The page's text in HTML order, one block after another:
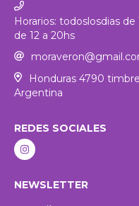
Horarios: todoslosdias
de 12 a 20hs
Honduras 4790
Argentina
REDES SOCIALES
NEWSLETTER